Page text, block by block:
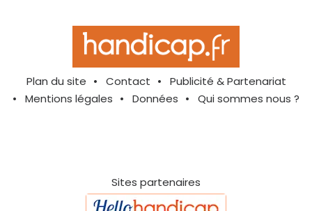
Plan du site Contact
Publicité & Partenariat
Mentions légales
Données Qui sommes nous ?
Sites partenaires